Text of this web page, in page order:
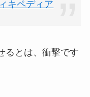
キペディア
るとは、衝撃です